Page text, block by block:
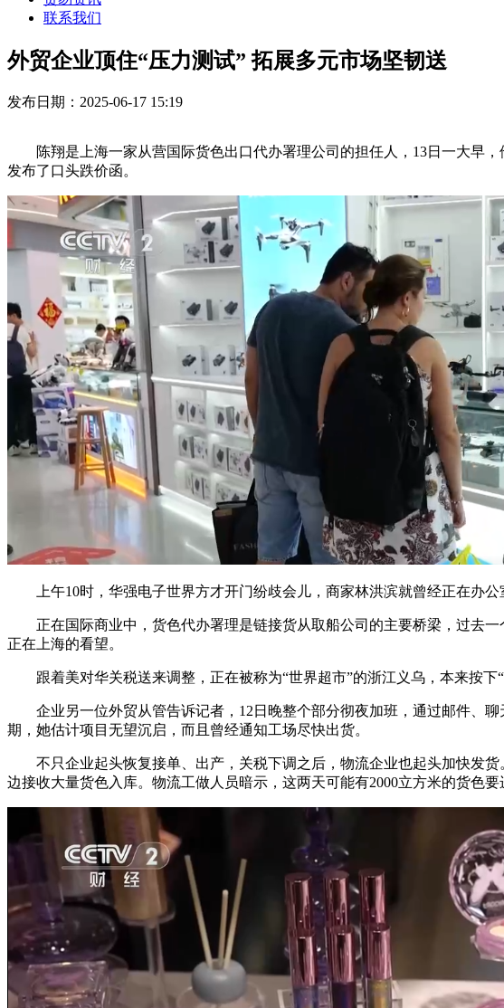
联系我们
外贸企业顶住“压力测试” 拓展多元市场坚韧送
发布日期：2025-06-17 15:19
陈翔是上海一家从营国际货色出口代办署理公司的担任人，13日一大早，
发布了口头跌价函。
上午10时，华强电子世界方才开门纷歧会儿，商家林洪滨就曾经正在办公
正在国际商业中，货色代办署理是链接货从取船公司的主要桥梁，过去一
正在上海的看望。
跟着美对华关税送来调整，正在被称为“世界超市”的浙江义乌，本来按下“
企业另一位外贸从管告诉记者，12日晚整个部分彻夜加班，通过邮件、聊
期，她估计项目无望沉启，而且曾经通知工场尽快出货。
不只企业起头恢复接单、出产，关税下调之后，物流企业也起头加快发货
边接收大量货色入库。物流工做人员暗示，这两天可能有2000立方米的货色